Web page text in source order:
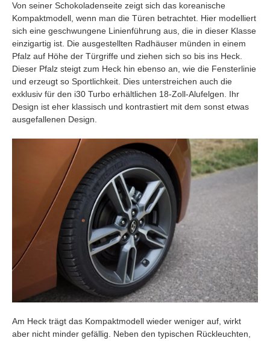
Von seiner Schokoladenseite zeigt sich das koreanische
Kompaktmodell, wenn man die Türen betrachtet. Hier modelliert
sich eine geschwungene Linienführung aus, die in dieser Klasse
einzigartig ist. Die ausgestellten Radhäuser münden in einem
Pfalz auf Höhe der Türgriffe und ziehen sich so bis ins Heck.
Dieser Pfalz steigt zum Heck hin ebenso an, wie die Fensterlinie
und erzeugt so Sportlichkeit. Dies unterstreichen auch die
exklusiv für den i30 Turbo erhältlichen 18-Zoll-Alufelgen. Ihr
Design ist eher klassisch und kontrastiert mit dem sonst etwas
ausgefallenen Design.
Am Heck trägt das Kompaktmodell wieder weniger auf, wirkt
aber nicht minder gefällig. Neben den typischen Rückleuchten,